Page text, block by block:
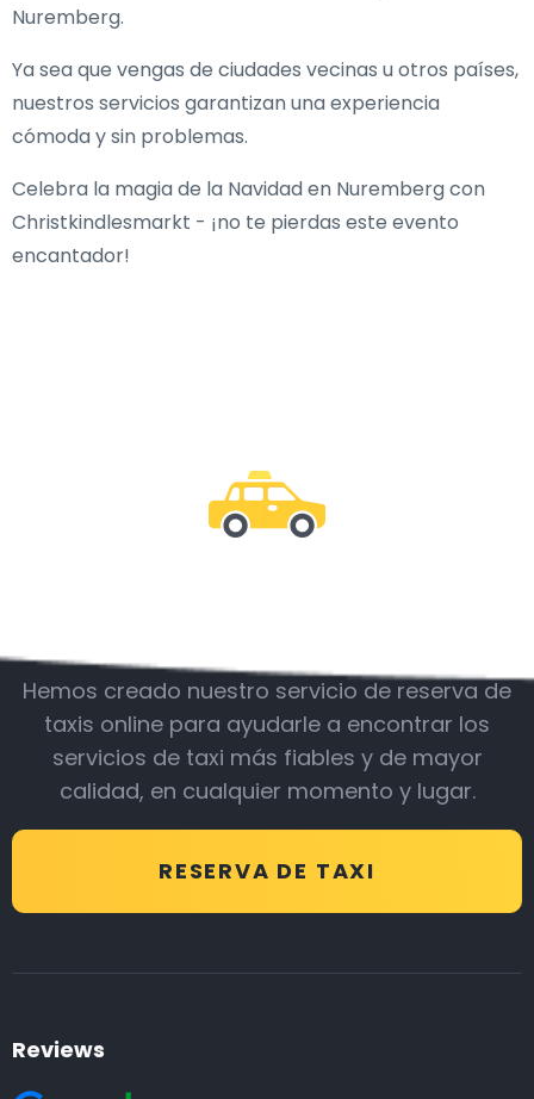
Nuremberg.
Ya sea que vengas de ciudades vecinas u otros países,
nuestros servicios garantizan una experiencia
cómoda y sin problemas.
Celebra la magia de la Navidad en Nuremberg con
Christkindlesmarkt - ¡no te pierdas este evento
encantador!
Hemos creado nuestro servicio de reserva de
taxis online para ayudarle a encontrar los
servicios de taxi más fiables y de mayor
calidad, en cualquier momento y lugar.
RESERVA DE TAXI
Reviews